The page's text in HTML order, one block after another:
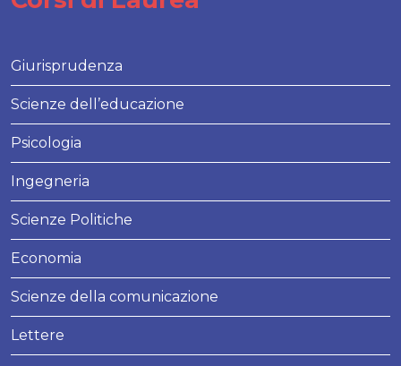
Giurisprudenza
Scienze dell’educazione
Psicologia
Ingegneria
Scienze Politiche
Economia
Scienze della comunicazione
Lettere